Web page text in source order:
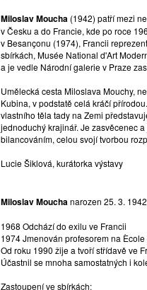
Miloslav Moucha (1942) patří mezi
v Česku a do Francie, kde po roce
v Besançonu (1974), Francii
sbírkách, Musée National d'Art
a je vedle Národní galerie v Praze
Umělecká cesta Miloslava Mouchy,
Kubina, v podstatě celá kráčí
vlastního těla tady na Zemi
jednoduchý krajinář. Je zasvěcenec
bilancováním, celou svojí tvorbou
Lucie Šiklová, kurátorka výstavy
Miloslav Mouchanarozen 25. 3.
1968 Odchází do exilu ve Francii
1974 Jmenován profesorem na
Od roku 1990 žije a tvoří střídavě ve
Účastnil se mnoha samostatných i
Zastoupení ve sbírkách: